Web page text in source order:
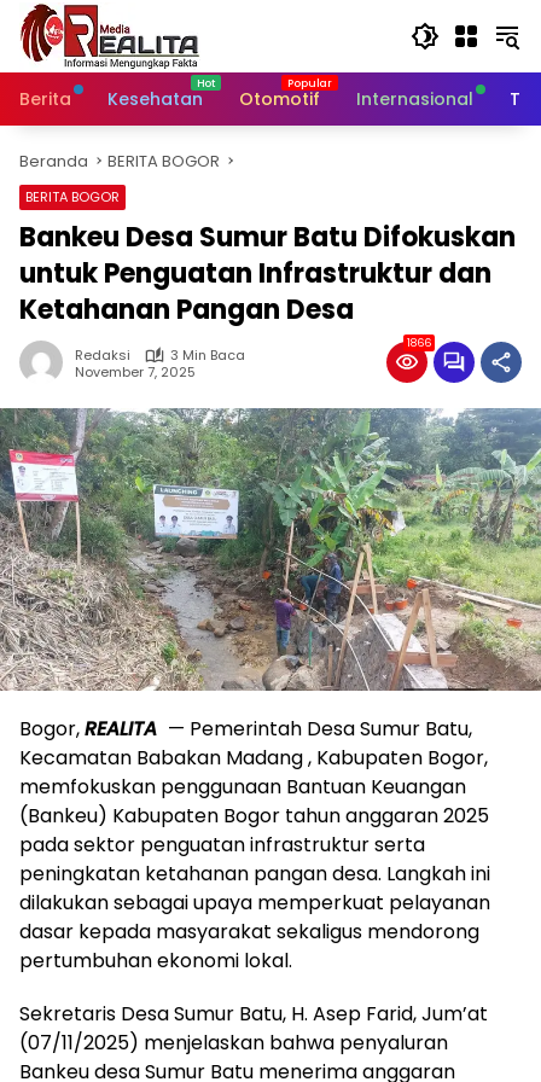
Langsung
konten
Berita
Kesehatan Otomotif Internasional
Beranda BERITA BOGOR
BERITA BOGOR
Bankeu Desa Sumur Batu Difokuskan
untuk Penguatan Infrastruktur dan
Ketahanan Pangan Desa
Redaksi
3 Min Baca
November 7, 2025
1866
Bogor,REALITA — Pemerintah Desa Sumur Batu,
Kecamatan Babakan Madang , Kabupaten Bogor,
memfokuskan penggunaan Bantuan Keuangan
(Bankeu) Kabupaten Bogor tahun anggaran 2025
pada sektor penguatan infrastruktur serta
peningkatan ketahanan pangan desa. Langkah ini
dilakukan sebagai upaya memperkuat pelayanan
dasar kepada masyarakat sekaligus mendorong
pertumbuhan ekonomi lokal.
Sekretaris Desa Sumur Batu, H. Asep Farid, Jum’at
(07/11/2025) menjelaskan bahwa penyaluran
Bankeu desa Sumur Batu menerima anggaran